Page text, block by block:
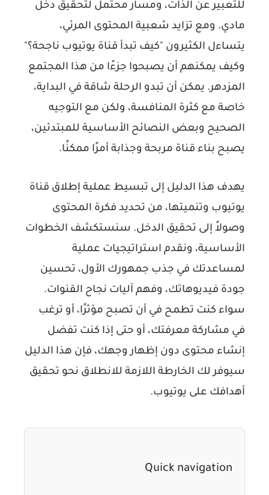
للتعبير عن الذات، ومسار محتمل لتحقيق دخل
مادي. ومع تزايد شعبية المحتوى المرئي،
يتساءل الكثيرون "كيف تبدأ قناة يوتيوب ناجحة؟"
وكيف يمكنهم أن يصبحوا جزءًا من هذا المجتمع
المزدهر. يمكن أن تبدو الرحلة شاقة في البداية،
خاصة مع كثرة المنافسة، ولكن مع التوجيه
الصحيح وبعض النصائح الأساسية للمبتدئين،
يصبح بناء قناة مربحة وجذابة أمرًا ممكنًا.
يهدف هذا الدليل إلى تبسيط عملية إطلاق قناة
يوتيوب وتنميتها، من تحديد فكرة المحتوى
وصولاً إلى تحقيق الدخل. سنستكشف الخطوات
الأساسية، ونقدم استراتيجيات عملية
لمساعدتك في جذب جمهورك الأول، تحسين
جودة فيديوهاتك، وفهم آليات نجاح القنوات.
سواء كنت تطمح في أن تصبح مؤثرًا، أو ترغب
في مشاركة معرفتك، أو حتى إذا كنت تفضل
إنشاء محتوى دون إظهار وجهك، فإن هذا الدليل
سيوفر لك الخارطة اللازمة للانطلاق نحو تحقيق
أهدافك على يوتيوب.
Quick navigation